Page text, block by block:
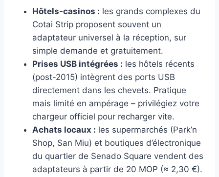
Hôtels-casinos : les grands complexes du
Cotai Strip proposent souvent un
adaptateur universel à la réception, sur
simple demande et gratuitement.
Prises USB intégrées : les hôtels récents
(post-2015) intègrent des ports USB
directement dans les chevets. Pratique
mais limité en ampérage – privilégiez votre
chargeur officiel pour recharger vite.
Achats locaux : les supermarchés (Park’n
Shop, San Miu) et boutiques d’électronique
du quartier de Senado Square vendent des
adaptateurs à partir de 20 MOP (≈ 2,30 €).